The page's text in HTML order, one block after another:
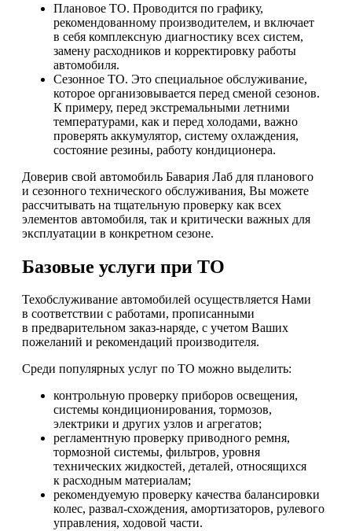
Плановое ТО. Проводится по графику,
рекомендованному производителем, и включает
в себя комплексную диагностику всех систем,
замену расходников и корректировку работы
автомобиля.
Сезонное ТО. Это специальное обслуживание,
которое организовывается перед сменой сезонов.
К примеру, перед экстремальными летними
температурами, как и перед холодами, важно
проверять аккумулятор, систему охлаждения,
состояние резины, работу кондиционера.
Доверив свой автомобиль Бавария Лаб для планового
и сезонного технического обслуживания, Вы можете
рассчитывать на тщательную проверку как всех
элементов автомобиля, так и критически важных для
эксплуатации в конкретном сезоне.
Базовые услуги при ТО
Техобслуживание автомобилей осуществляется Нами
в соответствии с работами, прописанными
в предварительном заказ-наряде, с учетом Ваших
пожеланий и рекомендаций производителя.
Среди популярных услуг по ТО можно выделить:
контрольную проверку приборов освещения,
системы кондиционирования, тормозов,
электрики и других узлов и агрегатов;
регламентную проверку приводного ремня,
тормозной системы, фильтров, уровня
технических жидкостей, деталей, относящихся
к расходным материалам;
рекомендуемую проверку качества балансировки
колес, развал-схождения, амортизаторов, рулевого
управления, ходовой части.